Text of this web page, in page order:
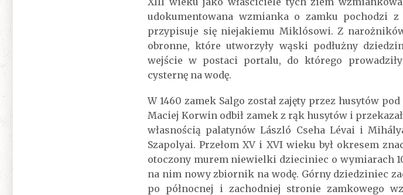
udokumentowana wzmianka o zamku pochodzi
przypisuje się niejakiemu Miklósowi. Z
obronne, które utworzyły wąski podłużny
wejście w postaci portalu, do którego
cysternę na wodę.
W 1460 zamek Salgo został zajęty przez husytów
Maciej Korwin odbił zamek z rąk husytów i
własnością palatynów László Cseha Lévai i
Szapolyai. Przełom XV i XVI wieku był okresem
otoczony murem niewielki dzieciniec o wymiarach
na nim nowy zbiornik na wodę. Górny dziedziniec
po północnej i zachodniej stronie zamkowego